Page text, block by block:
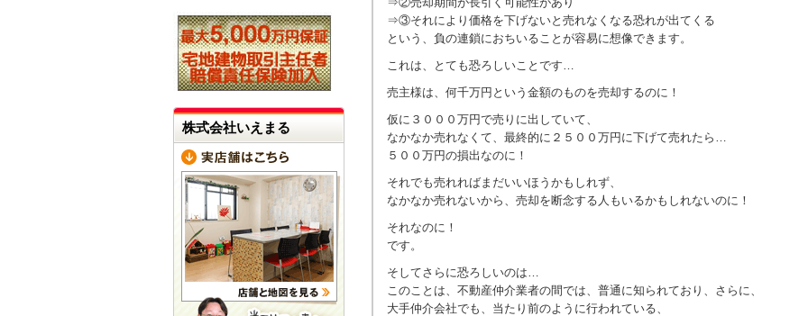
⇒③それにより価格を下げないと売れなくなる恐れが出てくる
という、負の連鎖におちいることが容易に想像できます。
これは、とても恐ろしいことです…
売主様は、何千万円という金額のものを売却するのに！
仮に３０００万円で売りに出していて、
なかなか売れなくて、最終的に２５００万円に下げて売れたら…
５００万円の損出なのに！
それでも売れればまだいいほうかもしれず、
なかなか売れないから、売却を断念する人もいるかもしれないのに！
それなのに！
です。
そしてさらに恐ろしいのは…
このことは、不動産仲介業者の間では、普通に知られており、さらに、
大手仲介会社でも、当たり前のように行われている、
株式会社いえまる